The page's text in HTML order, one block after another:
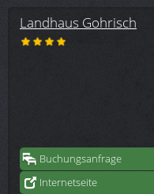
Landhaus Gohrisch
Buchungsanfrage
Internetseite